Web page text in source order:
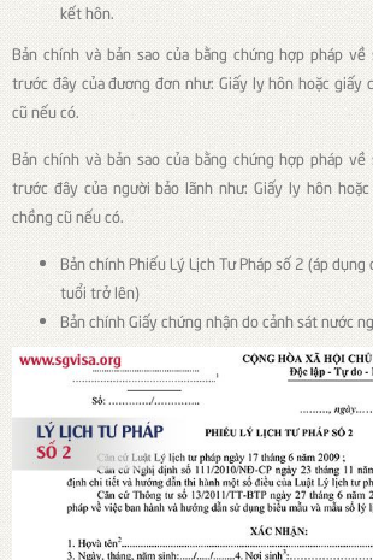
kết hôn.
Bản chính và bản sao của bằng chứng hợp pháp
trước đây của đương đơn như: Giấy ly hôn hoặc giấy
cũ nếu có.
Bản chính và bản sao của bằng chứng hợp pháp
trước đây của người bảo lãnh như: Giấy ly hôn
chồng cũ nếu có.
Bản chính Phiếu Lý Lịch Tư Pháp số 2 (áp
tuổi trở lên)
Bản chính Giấy chứng nhận do cảnh sát nước